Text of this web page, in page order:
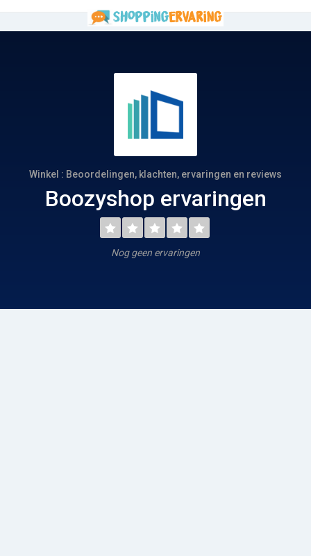
Winkel : Beoordelingen, klachten, ervaringen en reviews
Boozyshop ervaringen
Nog geen ervaringen